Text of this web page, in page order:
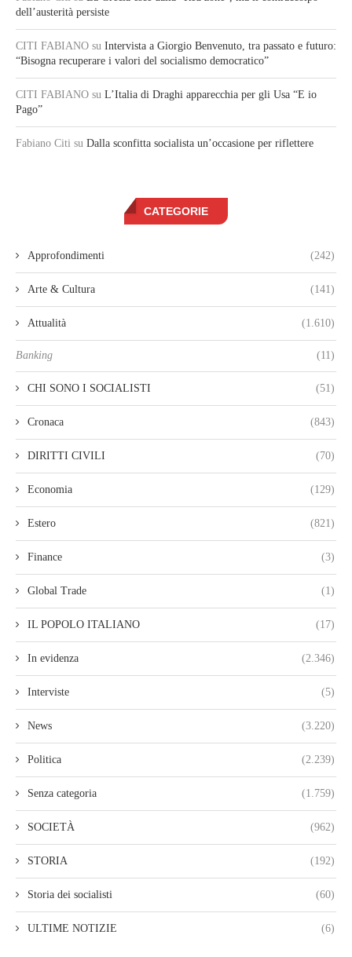
dell’austerità persiste
CITI FABIANO su Intervista a Giorgio Benvenuto, tra passato e futuro:
“Bisogna recuperare i valori del socialismo democratico”
CITI FABIANO su L’Italia di Draghi apparecchia per gli Usa “E io
Pago”
Fabiano Citi su Dalla sconfitta socialista un’occasione per riflettere
CATEGORIE
Approfondimenti (242)
Arte & Cultura (141)
Attualità (1.610)
Banking (11)
CHI SONO I SOCIALISTI (51)
Cronaca (843)
DIRITTI CIVILI (70)
Economia (129)
Estero (821)
Finance (3)
Global Trade (1)
IL POPOLO ITALIANO (17)
In evidenza (2.346)
Interviste (5)
News (3.220)
Politica (2.239)
Senza categoria (1.759)
SOCIETÀ (962)
STORIA (192)
Storia dei socialisti (60)
ULTIME NOTIZIE (6)